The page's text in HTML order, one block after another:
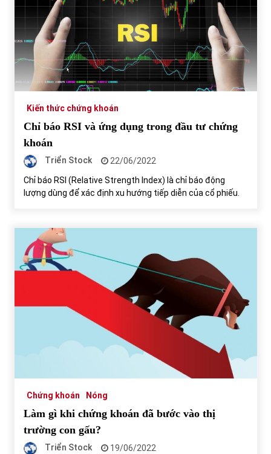
Kiến thức chứng khoán
Chỉ báo RSI và ứng dụng trong đầu tư chứng
khoán
Triển Stock
22/06/2022
Chỉ báo RSI (Relative Strength Index) là chỉ báo động
lượng dùng để xác định xu hướng tiếp diễn của cổ phiếu.
Chứng khoán Nóng
Làm gì khi chứng khoán đã bước vào thị
trường con gấu?
Triển Stock
19/06/2022